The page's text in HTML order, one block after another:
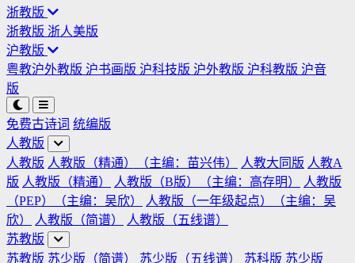
浙教版
浙教版 浙人美版
沪教版
粤教沪外教版 沪书画版 沪科技版 沪外教版 沪科教版 沪音
版
免费古诗词 统编版
人教版
人教版 人教版（精通）（主编：苗兴伟） 人教大同版 人教A
版 人教版（精通） 人教版（B版）（主编：高存明）
人教版
（PEP）（主编：吴欣）
人教版（一年级起点）（主编：吴
欣）
人教版（简谱）
人教版（五线谱）
苏教版
苏教版 苏少版（简谱） 苏少版（五线谱） 苏科版 苏少版